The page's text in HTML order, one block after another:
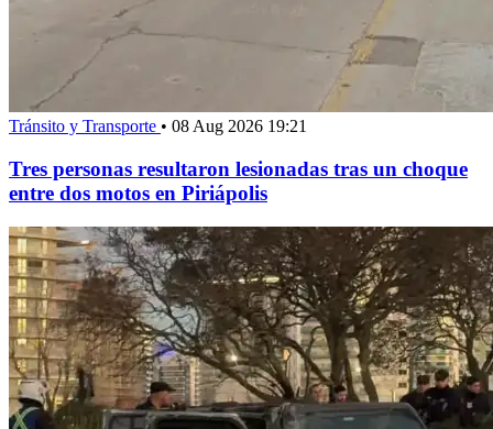
Tránsito y Transporte • 08 Aug 2026 19:21
Tres personas resultaron lesionadas tras un choque
entre dos motos en Piriápolis